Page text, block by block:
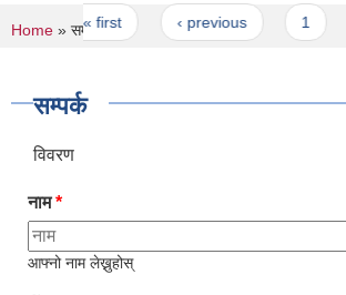
Pages
« first ‹ previous
You are here
Home » सम्पर्क
सम्पर्क
विवरण
नाम*
आफ्नो नाम लेख्नुहोस्